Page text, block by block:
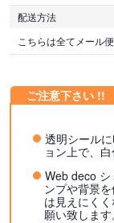
配送方法
こちらは全てメール
透明シール
ョン上で、
Web deco シ
ンプや背景
は見えにく
願い致します